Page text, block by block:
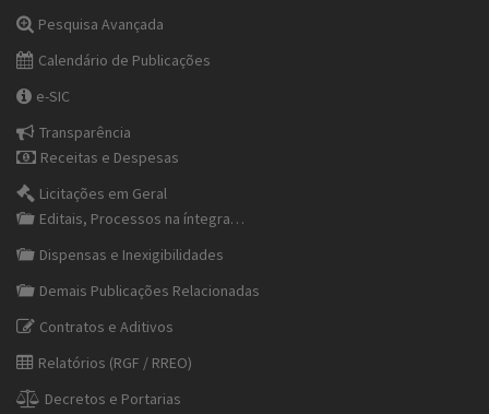
Pesquisa Avançada
Calendário de Publicações
e-SIC
Transparência
Receitas e Despesas
Licitações em Geral
Editais, Processos na íntegra…
Dispensas e Inexigibilidades
Demais Publicações Relacionadas
Contratos e Aditivos
Relatórios (RGF / RREO)
Decretos e Portarias